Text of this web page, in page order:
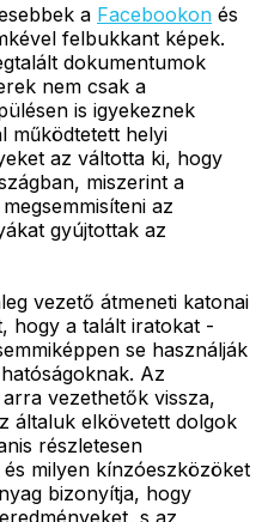
a Facebookon és
felbukkant képek.
dokumentumok
nem csak a
is igyekeznek
működtetett helyi
az váltotta ki, hogy
miszerint a
az
gyújtottak az
vezető átmeneti katonai
hogy a talált iratokat -
se használják
Az
vezethetők vissza,
általuk elkövetett dolgok
részletesen
milyen kínzóeszközöket
bizonyítja, hogy
s az